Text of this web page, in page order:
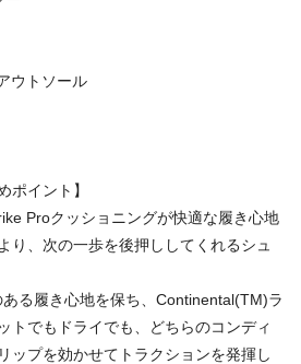
ウトソール
ポイント】
Proクッショニングが快適な履き心地
り、次の一歩を後押ししてくれるシュ
る履き心地を保ち、Continental(TM)ラ
トでもドライでも、どちらのコンディ
ップを効かせてトラクションを発揮し